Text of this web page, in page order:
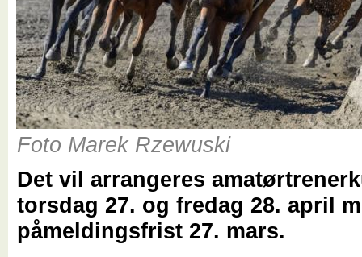
Foto Marek Rzewuski
Det vil arrangeres
torsdag 27. og fredag 28. april
påmeldingsfrist 27. mars.